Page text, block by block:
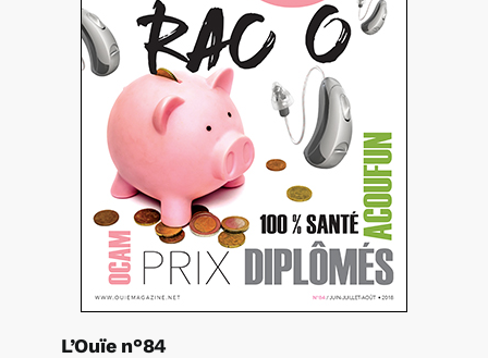
L’Ouïe n°84